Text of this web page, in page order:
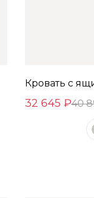
Кровать с
32 645 ₽40